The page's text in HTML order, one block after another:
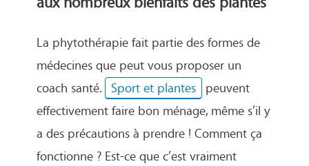
La phytothérapie fait partie des formes de
médecines que peut vous proposer un
coach santé. Sport et plantes peuvent
effectivement faire bon ménage, même s’il y
a des précautions à prendre ! Comment ça
fonctionne ? Est-ce que c’est vraiment